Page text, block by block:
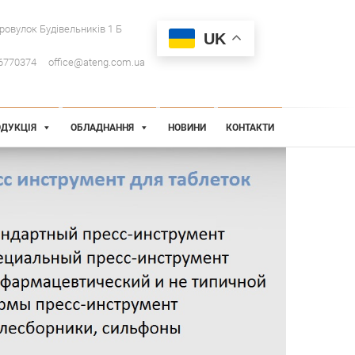
UK
Будівельників 1 Б
office@ateng.com.ua
ОБЛАДНАННЯ НОВИНИ КОНТАКТИ